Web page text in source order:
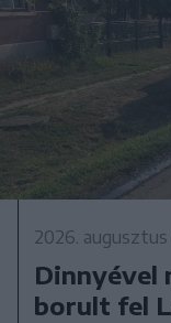
2026.
Dinnyével
borult fel